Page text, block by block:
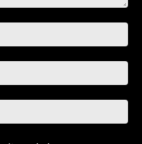
:*
:*
: